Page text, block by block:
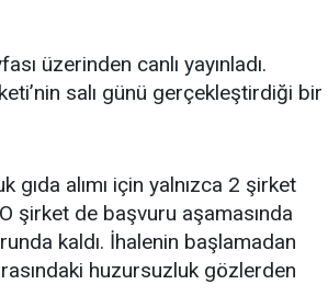
üzerinden canlı yayınladı.
salı günü gerçekleştirdiği bir
gıda alımı için yalnızca 2 şirket
şirket de başvuru aşamasında
kaldı. İhalenin başlamadan
huzursuzluk gözlerden